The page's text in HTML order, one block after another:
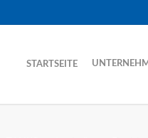
STARTSEITE